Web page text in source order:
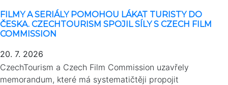
FILMY A SERIÁLY POMOHOU LÁKAT TURISTY DO
ČESKA. CZECHTOURISM SPOJIL SÍLY S CZECH FILM
COMMISSION
20. 7. 2026
CzechTourism a Czech Film Commission uzavřely
memorandum, které má systematičtěji propojit